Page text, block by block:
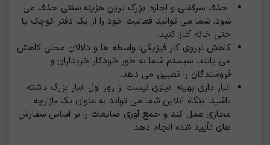
حذف سرقفلی و اجاره: بزرگ ‌ترین هزینه سنتی حذف می‌
شود. شما می‌ توانید فعالیت خود را از یک دفتر کوچک یا
حتی خانه آغاز کنید.
کاهش نیروی کار فیزیکی: واسطه ها و دلالان محلی کاهش
می ‌یابند. سیستم شما به طور خودکار خریداران و
فروشندگان را تطبیق می ‌دهد.
انبار داری بهینه: نیازی نیست از روز اول انبار بزرگ داشته
باشید. بنگاه آنلاین شما می ‌تواند به عنوان یک بازارچه
مجازی عمل کند و جمع ‌آوری ضایعات را بر اساس سفارش
های تأیید شده انجام دهد.